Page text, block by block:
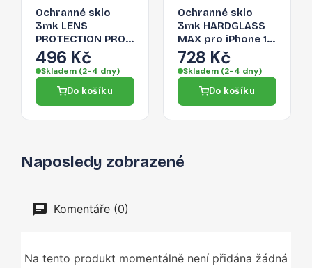
Ochranné sklo
3mk LENS
PROTECTION PRO
pro iPhone 11 Pro /
11 Pro Max -
stříbrné
496 Kč
Skladem (2-4 dny)
Do košíku
Ochranné sklo
3mk HARDGLASS
MAX pro iPhone 11
Pro - čirá (full glue)
728 Kč
Skladem (2-4 dny)
Do košíku
Naposledy zobrazené
Komentáře (0)
Na tento produkt momentálně není přidána žádná